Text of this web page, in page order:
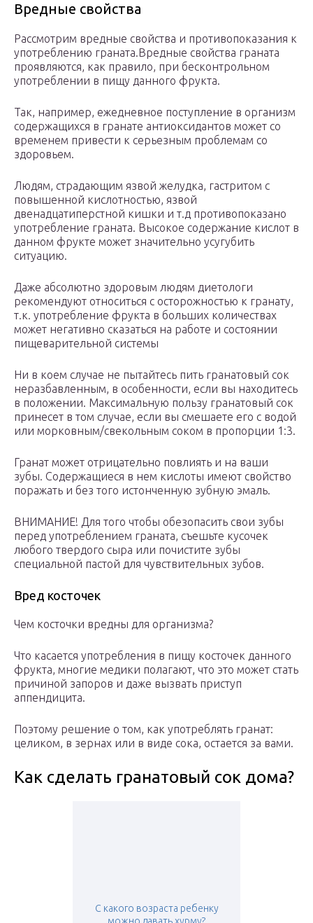
Вредные свойства
Рассмотрим вредные свойства и противопоказания к
употреблению граната.Вредные свойства граната
проявляются, как правило, при бесконтрольном
употреблении в пищу данного фрукта.
Так, например, ежедневное поступление в организм
содержащихся в гранате антиоксидантов может со
временем привести к серьезным проблемам со
здоровьем.
Людям, страдающим язвой желудка, гастритом с
повышенной кислотностью, язвой
двенадцатиперстной кишки и т.д противопоказано
употребление граната. Высокое содержание кислот в
данном фрукте может значительно усугубить
ситуацию.
Даже абсолютно здоровым людям диетологи
рекомендуют относиться с осторожностью к гранату,
т.к. употребление фрукта в больших количествах
может негативно сказаться на работе и состоянии
пищеварительной системы
Ни в коем случае не пытайтесь пить гранатовый сок
неразбавленным, в особенности, если вы находитесь
в положении. Максимальную пользу гранатовый сок
принесет в том случае, если вы смешаете его с водой
или морковным/свекольным соком в пропорции 1:3.
Гранат может отрицательно повлиять и на ваши
зубы. Содержащиеся в нем кислоты имеют свойство
поражать и без того истонченную зубную эмаль.
ВНИМАНИЕ! Для того чтобы обезопасить свои зубы
перед употреблением граната, съешьте кусочек
любого твердого сыра или почистите зубы
специальной пастой для чувствительных зубов.
Вред косточек
Чем косточки вредны для организма?
Что касается употребления в пищу косточек данного
фрукта, многие медики полагают, что это может стать
причиной запоров и даже вызвать приступ
аппендицита.
Поэтому решение о том, как употреблять гранат:
целиком, в зернах или в виде сока, остается за вами.
Как сделать гранатовый сок дома?
С какого возраста ребенку